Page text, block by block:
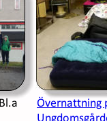
Övernattning